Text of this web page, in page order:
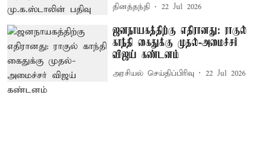
தினத்தந்தி 22 Jul 2026
ஜனநாயகத்திற்கு எதிரானது: ராகுல்
காந்தி கைதுக்கு முதல்-அமைச்சர்
விஜய் கண்டனம்
அரசியல் செய்திப்பிரிவு 22 Jul 2026